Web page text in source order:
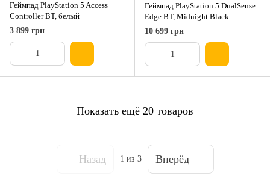
Геймпад PlayStation 5 Access
Controller BT, белый
3 899 грн
Геймпад PlayStation 5 DualSense
Edge BT, Midnight Black
10 699 грн
Показать ещё 20 товаров
Назад 1 из 3 Вперёд